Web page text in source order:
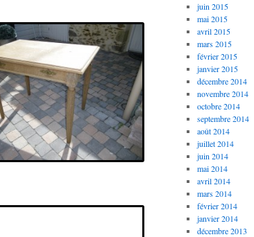
juin 2015
mai 2015
avril 2015
mars 2015
février 2015
janvier 2015
décembre 2014
novembre 2014
octobre 2014
septembre 2014
août 2014
juillet 2014
juin 2014
mai 2014
avril 2014
mars 2014
février 2014
janvier 2014
décembre 2013